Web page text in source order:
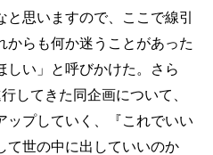
思いますので、ここで線引
からも何か迷うことがあった
しい」と呼びかけた。さら
してきた同企画について、
ップしていく、『これでいい
て世の中に出していいのか